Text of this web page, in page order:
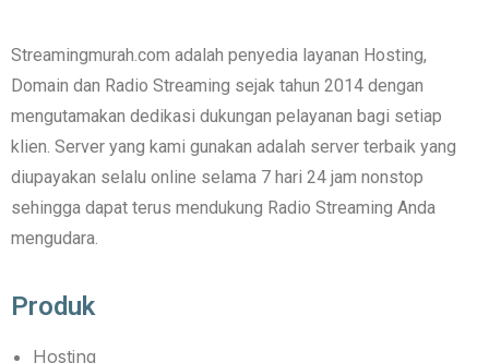
Streamingmurah.com adalah penyedia layanan Hosting,
Domain dan Radio Streaming sejak tahun 2014 dengan
mengutamakan dedikasi dukungan pelayanan bagi setiap
klien. Server yang kami gunakan adalah server terbaik yang
diupayakan selalu online selama 7 hari 24 jam nonstop
sehingga dapat terus mendukung Radio Streaming Anda
mengudara.
Produk
Hosting